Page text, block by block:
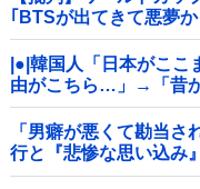
｢BTSが出てきて悪夢
|●|韓国人「日本がここ
由がこちら…」→「昔
＝韓国の反応
「男癖が悪くて勘当
行と『悲惨な思い込み
り病院へ誘導し行政保